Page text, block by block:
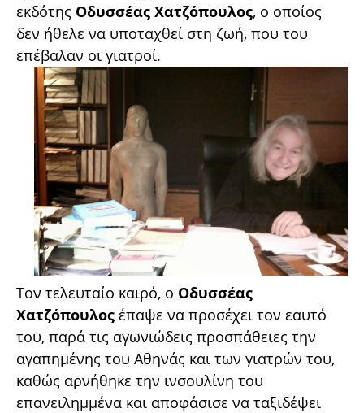
εκδότης Οδυσσέας Χατζόπουλος, ο οποίος
δεν ήθελε να υποταχθεί στη ζωή, που του
επέβαλαν οι γιατροί.
Τον τελευταίο καιρό, ο Οδυσσέας
Χατζόπουλος έπαψε να προσέχει τον εαυτό
του, παρά τις αγωνιώδεις προσπάθειες την
αγαπημένης του Αθηνάς και των γιατρών του,
καθώς αρνήθηκε την ινσουλίνη του
επανειλημμένα και αποφάσισε να ταξιδέψει